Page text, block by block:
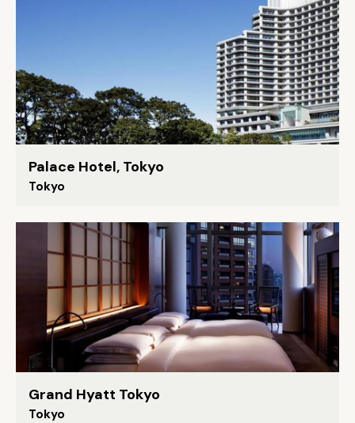
Palace Hotel, Tokyo
Tokyo
Grand Hyatt Tokyo
Tokyo